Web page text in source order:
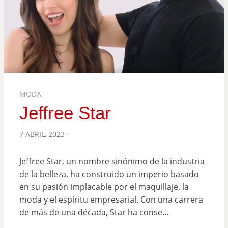
MODA
Jeffree Star
POSTED
7 ABRIL, 2023
Jeffree Star, un nombre sinónimo de la industria
de la belleza, ha construido un imperio basado
en su pasión implacable por el maquillaje, la
moda y el espíritu empresarial. Con una carrera
de más de una década, Star ha conse…